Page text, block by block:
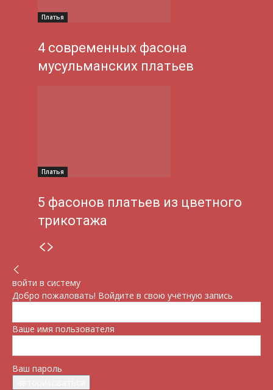
Платья
4 современных фасона
мусульманских платьев
Платья
5 фасонов платьев из цветного
трикотажа
войти в систему
Добро пожаловать! Войдите в свою учётную запись
Ваше имя пользователя
Ваш пароль